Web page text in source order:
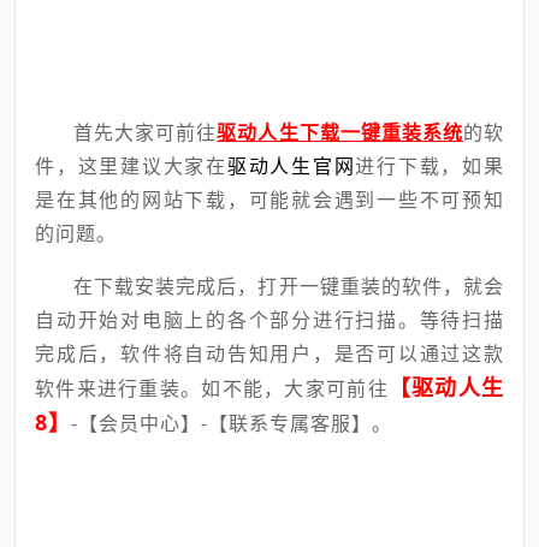
首先大家可前往驱动人生下载一键重装系统的软
件，这里建议大家在驱动人生官网进行下载，如果
是在其他的网站下载，可能就会遇到一些不可预知
的问题。
在下载安装完成后，打开一键重装的软件，就会
自动开始对电脑上的各个部分进行扫描。等待扫描
完成后，软件将自动告知用户，是否可以通过这款
软件来进行重装。如不能，大家可前往
【驱动人生
8】 -【会员中心】-【联系专属客服】。